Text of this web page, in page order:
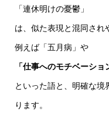
「連休明けの憂鬱」
は、似た表現と混同され
例えば「五月病」や
「仕事へのモチベーショ
といった語と、明確な境
ります。